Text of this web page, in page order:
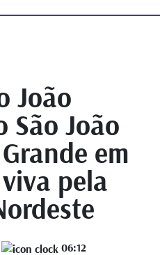
João
São João
em
pela
06:12